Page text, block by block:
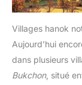
Villages hanok
Aujourd’hui
dans plusieurs
Bukchon, situé